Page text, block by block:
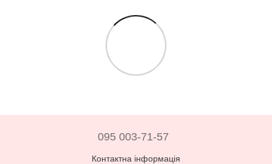
095 003-71-57
Контактна інформація